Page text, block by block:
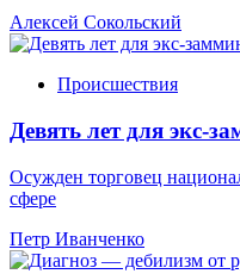
Алексей Сокольский
Происшествия
Девять лет для экс-
Осужден торговец
сфере
Петр Иванченко